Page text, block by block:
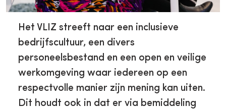
Het VLIZ streeft naar een inclusieve
bedrijfscultuur, een divers
personeelsbestand en een open en veilige
werkomgeving waar iedereen op een
respectvolle manier zijn mening kan uiten.
Dit houdt ook in dat er via bemiddeling